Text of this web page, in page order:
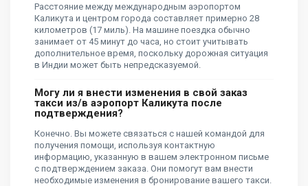
Расстояние между международным аэропортом
Каликута и центром города составляет примерно 28
километров (17 миль). На машине поездка обычно
занимает от 45 минут до часа, но стоит учитывать
дополнительное время, поскольку дорожная ситуация
в Индии может быть непредсказуемой.
Могу ли я внести изменения в свой заказ
такси из/в аэропорт Каликута после
подтверждения?
Конечно. Вы можете связаться с нашей командой для
получения помощи, используя контактную
информацию, указанную в вашем электронном письме
с подтверждением заказа. Они помогут вам внести
необходимые изменения в бронирование вашего такси.